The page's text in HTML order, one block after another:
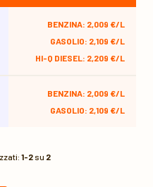
BENZINA: 2,009 €/L
GASOLIO: 2,109 €/L
HI-Q DIESEL: 2,209 €/L
BENZINA: 2,009 €/L
GASOLIO: 2,109 €/L
1-2su 2